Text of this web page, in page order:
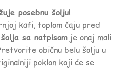
posebnu šolju!
kafi, toplom čaju pred
šolja sa natpisomje onaj mali
običnu belu šolju u
poklon koji će se